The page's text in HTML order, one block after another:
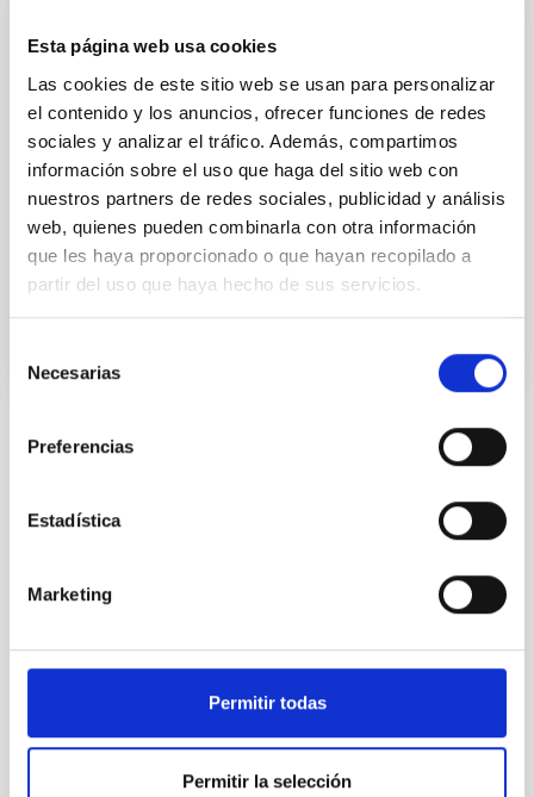
Esta página web usa cookies
Las cookies de este sitio web se usan para personalizar
el contenido y los anuncios, ofrecer funciones de redes
sociales y analizar el tráfico. Además, compartimos
información sobre el uso que haga del sitio web con
nuestros partners de redes sociales, publicidad y análisis
web, quienes pueden combinarla con otra información
que les haya proporcionado o que hayan recopilado a
partir del uso que haya hecho de sus servicios.
Necesarias
Preferencias
Estadística
Marketing
Permitir todas
Permitir la selección
UN CONTRATO - TÉCNICO/A DE TALLER -
ESPECIALIDAD MECÁNICA- FIJO
LABORAL - PS-2026-032
Se convoca proceso selectivo para el ingreso, como
personal laboral fijo, de un puesto de trabajo con la
categoría profesional de Técnico/a de Taller, acogido
al Convenio y que tendrá, entre otras
looking for people with
talent.